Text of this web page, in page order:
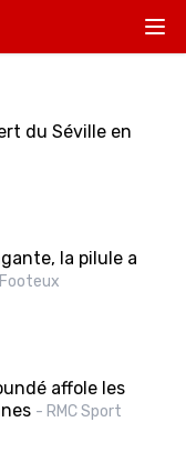
du Séville en
la pilule a
affole les
- RMC Sport